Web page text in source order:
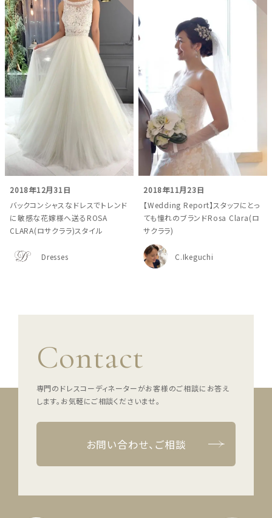
2018年12月31日
バックコンシャスなドレスでトレンド
に敏感な花嫁様へ送るROSA
CLARA(ロサクララ)スタイル
Dresses
2018年11月23日
【Wedding Report】スタッフにとっ
ても憧れのブランドRosa Clara(ロ
サクララ)
C.Ikeguchi
Contact
専門のドレスコーディネーターがお客様のご相談にお答え
します。 お気軽にご相談くださいませ。
お問い合わせ、ご相談